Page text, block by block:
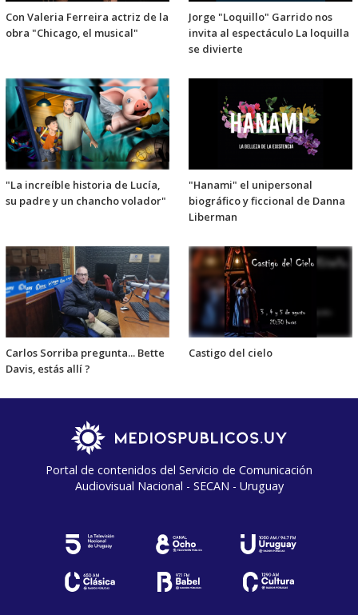
Con Valeria Ferreira actriz de la
obra "Chicago, el musical"
Jorge "Loquillo" Garrido nos
invita al espectáculo La loquilla
se divierte
"La increíble historia de Lucía,
su padre y un chancho volador"
"Hanami" el unipersonal
biográfico y ficcional de Danna
Liberman
Carlos Sorriba pregunta... Bette
Davis, estás allí ?
Castigo del cielo
Portal de contenidos del Servicio de Comunicación
Audiovisual Nacional - SECAN - Uruguay